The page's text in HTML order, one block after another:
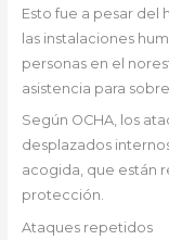
Esto fue a pesar del
las instalaciones
personas en el
asistencia para
Según OCHA, los
desplazados
acogida, que están
protección.
Ataques repetidos